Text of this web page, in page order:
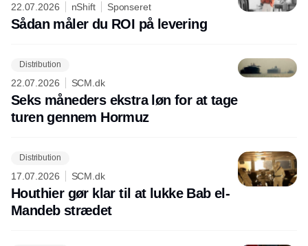
22.07.2026 nShift Sponseret
Sådan måler du ROI på levering
Distribution
22.07.2026 SCM.dk
Seks måneders ekstra løn for at tage
turen gennem Hormuz
Distribution
17.07.2026 SCM.dk
Houthier gør klar til at lukke Bab el-
Mandeb strædet